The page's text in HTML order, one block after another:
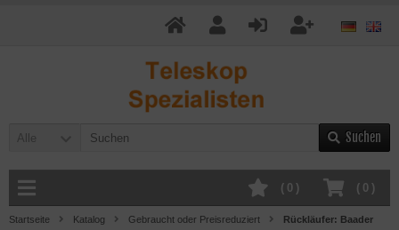
Alle Suchen
( 0 )
( 0 )
Startseite Katalog Gebraucht oder Preisreduziert
Rückläufer: Baader